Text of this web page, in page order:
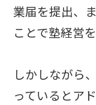
業届を提出、
ことで塾経営
しかしながら
っているとア